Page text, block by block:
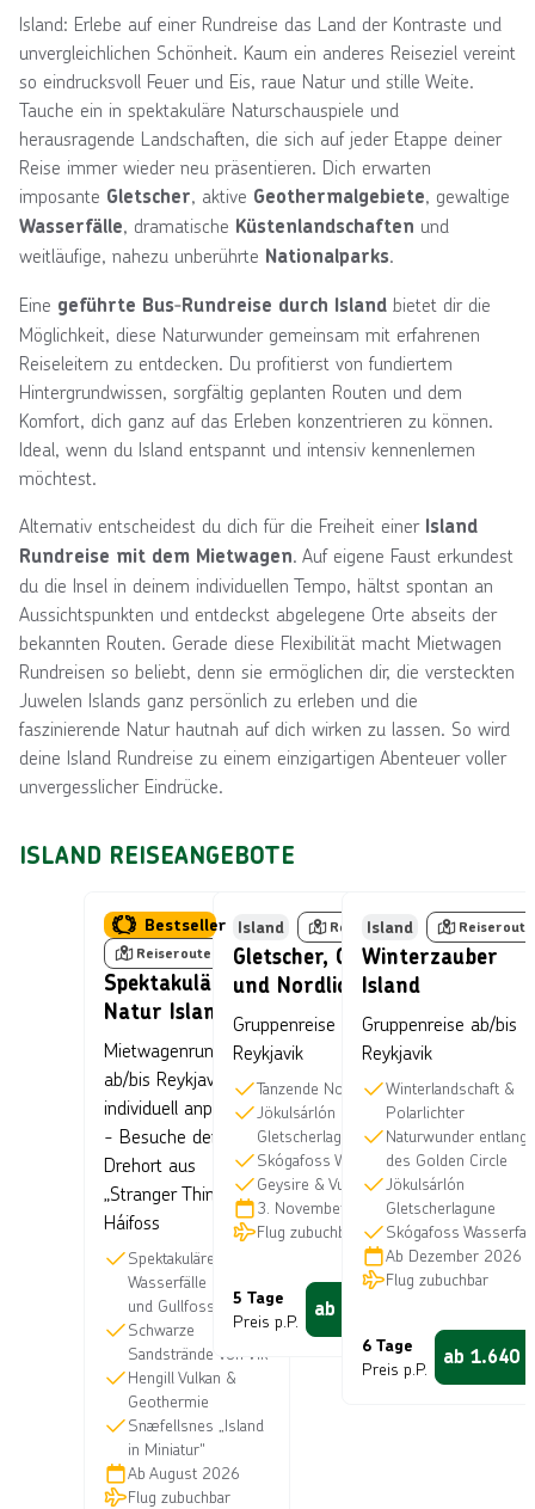
Island: Erlebe auf einer Rundreise das Land der Kontraste und
unvergleichlichen Schönheit. Kaum ein anderes Reiseziel vereint
so eindrucksvoll Feuer und Eis, raue Natur und stille Weite.
Tauche ein in spektakuläre Naturschauspiele und
herausragende Landschaften, die sich auf jeder Etappe deiner
Reise immer wieder neu präsentieren. Dich erwarten
imposante Gletscher, aktive Geothermalgebiete, gewaltige
Wasserfälle, dramatische Küstenlandschaften und
weitläufige, nahezu unberührte Nationalparks.
Eine geführte Bus‑Rundreise durch Island bietet dir die
Möglichkeit, diese Naturwunder gemeinsam mit erfahrenen
Reiseleitern zu entdecken. Du profitierst von fundiertem
Hintergrundwissen, sorgfältig geplanten Routen und dem
Komfort, dich ganz auf das Erleben konzentrieren zu können.
Ideal, wenn du Island entspannt und intensiv kennenlernen
möchtest.
Alternativ entscheidest du dich für die Freiheit einer Island
Rundreise mit dem Mietwagen. Auf eigene Faust erkundest
du die Insel in deinem individuellen Tempo, hältst spontan an
Aussichtspunkten und entdeckst abgelegene Orte abseits der
bekannten Routen. Gerade diese Flexibilität macht Mietwagen
Rundreisen so beliebt, denn sie ermöglichen dir, die versteckten
Juwelen Islands ganz persönlich zu erleben und die
faszinierende Natur hautnah auf dich wirken zu lassen. So wird
deine Island Rundreise zu einem einzigartigen Abenteuer voller
unvergesslicher Eindrücke.
ISLAND REISEANGEBOTEBild von © Fyletto über Getty Images
Bestseller
Island
Reiseroute
Spektakuläre
Natur Islands
Mietwagenrundreise
ab/bis Reykjavik -
individuell anpassbar
- Besuche den
Drehort aus
„Stranger Things“ in
Háifoss
Spektakuläre
Wasserfälle Háifoss
und Gullfoss
Schwarze
Sandstrände von Vík
Hengill Vulkan &
Geothermie
Snæfellsnes „Island
in Miniatur"
Ab August 2026
Flug zubuchbar
Island Reiseroute
Gletscher, Geysire
und Nordlichter
Gruppenreise ab/bis
Reykjavik
Tanzende Nordlichter
Jökulsárlón
Gletscherlagune
Skógafoss Wasserfall
Geysire & Vulkane
3. November 2026
Flug zubuchbar
5 Tage
Preis p.P. ab
Island Reiseroute
Winterzauber
Island
Gruppenreise ab/bis
Reykjavik
Winterlandschaft &
Polarlichter
Naturwunder entlang
des Golden Circle
Jökulsárlón
Gletscherlagune
Skógafoss Wasserfall
Ab Dezember 2026
Flug zubuchbar
6 Tage
Preis p.P. ab 1.640